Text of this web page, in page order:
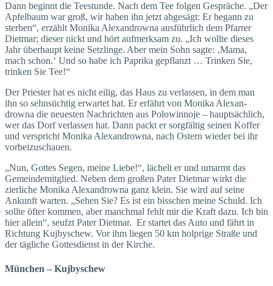
Dann beginnt die Teestunde. Nach dem Tee folgen Gespräche. „Der
Apfelbaum war groß, wir haben ihn jetzt abgesägt: Er begann zu
sterben“, erzählt Monika Alexandrowna ausführlich dem Pfarrer
Dietmar; dieser nickt und hört aufmerksam zu. „Ich wollte dieses
Jahr überhaupt keine Setzlinge. Aber mein Sohn sagte: ‚Mama,
mach schon.‘ Und so habe ich Paprika gepflanzt … Trinken Sie,
trinken Sie Tee!“
Der Priester hat es nicht eilig, das Haus zu verlassen, in dem man
ihn so sehnsüchtig erwartet hat. Er erfährt von Monika Alexan­
drowna die neuesten Nachrichten aus Polowinnoje – hauptsächlich,
wer das Dorf verlassen hat. Dann packt er sorgfältig seinen Koffer
und verspricht Monika Alexan­drowna, nach Ostern wieder bei ihr
vorbeizuschauen.
„Nun, Gottes Segen, meine Liebe!“, lächelt er und umarmt das
Gemeindemitglied. Neben dem großen Pater Dietmar wirkt die
zierliche Monika Alexandrowna ganz klein. Sie wird auf seine
Ankunft warten. „Sehen Sie? Es ist ein bisschen meine Schuld. Ich
sollte öfter kommen, aber manchmal fehlt mir die Kraft dazu. Ich bin
hier allein“, seufzt Pater Dietmar. Er startet das Auto und fährt in
Richtung Kujbyschew. Vor ihm liegen 50 km holprige Straße und
der tägliche Gottesdienst in der Kirche.
München – Kujbyschew